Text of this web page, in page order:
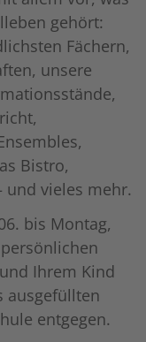
gehört:
Fächern,
unsere
Bistro,
und vieles mehr.
bis Montag,
Ihrem Kind
ausgefüllten
entgegen.